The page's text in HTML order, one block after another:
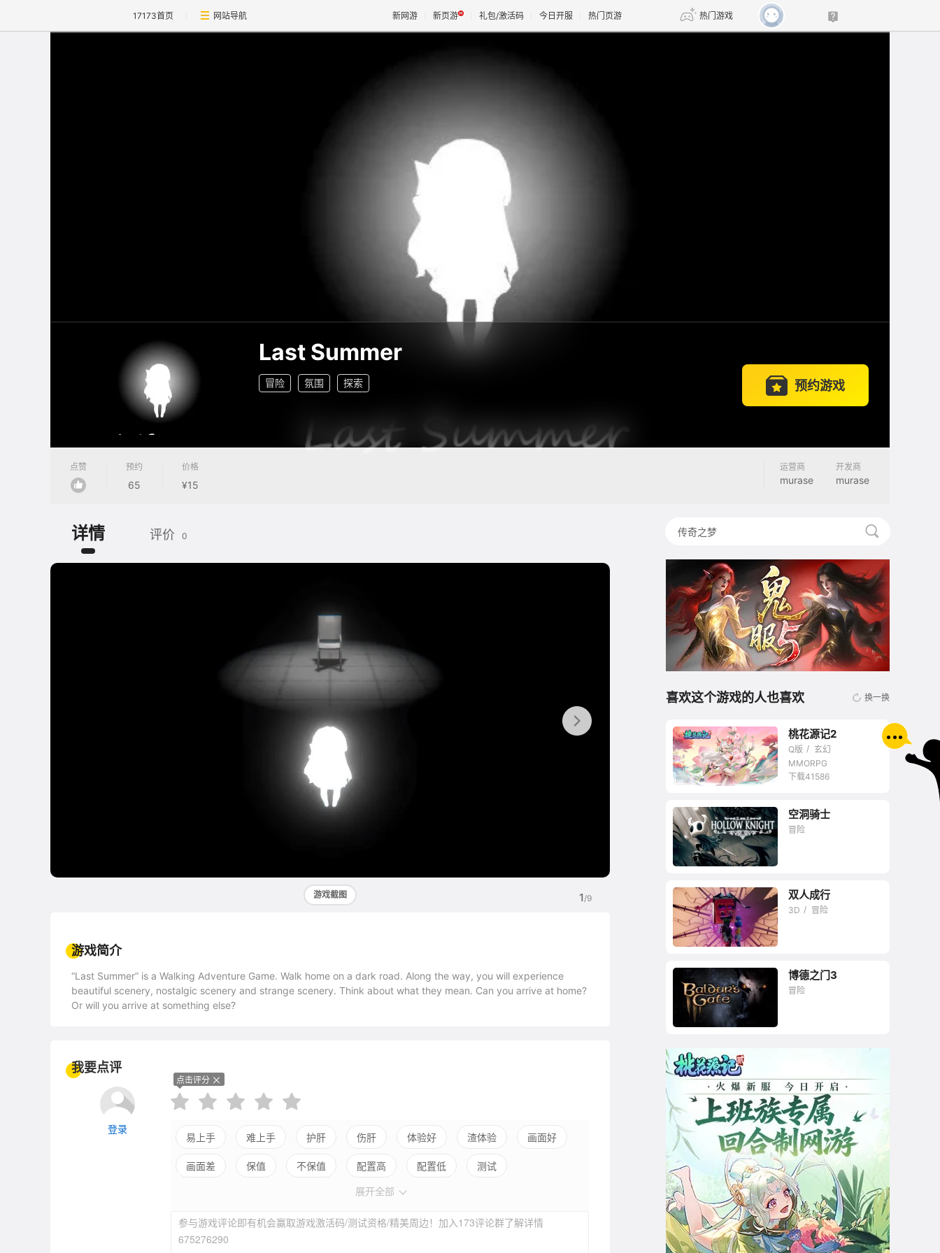
17173首页 网站导航 新网游 新页游 礼包/激活码 今日开服 热门页游 热门游戏
Last Summer
冒险 氛围 探索 预约游戏
点赞 预约
65
价格
¥15
运营商
murase
开发商
murase
详情 评价 0
1/9
游戏截图
游戏简介
“Last Summer” is a Walking Adventure Game. Walk home on a dark road. Along the way, you will experience
beautiful scenery, nostalgic scenery and strange scenery. Think about what they mean. Can you arrive at home?
Or will you arrive at something else?
我要点评
登录
点击评分
易上手 难上手 护肝 伤肝 体验好 渣体验 画面好
画面差 保值 不保值 配置高 配置低
测试
展开全部
参与游戏评论即有机会赢取游戏激活码/测试资格/精美周边！加入173评论群了解详情
675276290
喜欢这个游戏的人也喜欢 换一换
无商城开放交易回合
网游
桃花源记2
Q版
玄幻
MMORPG
下载41586
空洞骑士
冒险
双人合作游戏当之无
愧的神作！
双人成行
3D 冒险
CRPG核心玩家的第一
瑰宝
博德之门3
冒险